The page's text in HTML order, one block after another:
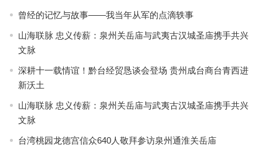
曾经的记忆与故事——我当年从军的点滴轶事
山海联脉 忠义传薪：泉州关岳庙与武夷古汉城圣庙携手共兴
文脉
深耕十一载情谊！黔台经贸恳谈会登场 贵州成台商台青西进
新沃土
山海联脉 忠义传薪：泉州关岳庙与武夷古汉城圣庙携手共兴
文脉
台湾桃园龙德宫信众640人敬拜参访泉州通淮关岳庙